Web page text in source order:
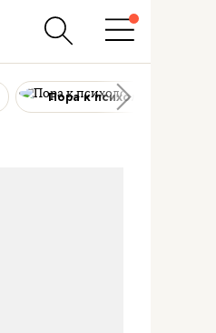
Пора к психологу